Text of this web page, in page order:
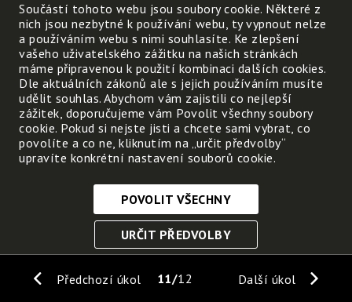
Předchozí úkol Další úkol
11 12
Součástí tohoto webu jsou soubory cookie. Některé z
nich jsou nezbytné k používání webu, ty vypnout nelze
a používáním webu s nimi souhlasíte. Ke zlepšení
vašeho uživatelského zážitku na našich stránkách
máme připravenou k použití kombinaci dalších cookies.
Dle aktuálních zákonů ale s jejich používáním musíte
udělit souhlas. Abychom vám zajistili co nejlepší
zážitek, doporučujeme vám Povolit všechny soubory
cookie. Pokud si nejste jisti a chcete sami vybrat, co
povolíte a co ne, kliknutím na „určit předvolby“
upravíte konkrétní nastavení souborů cookie.
Nezbytně nutné cookies
Tyto soubory cookie jsou nezbytné, abyste se mohli
funkce. Bez těchto cookies by webové stránky
POVOLIT VŠECHNY
URČIT PŘEDVOLBY